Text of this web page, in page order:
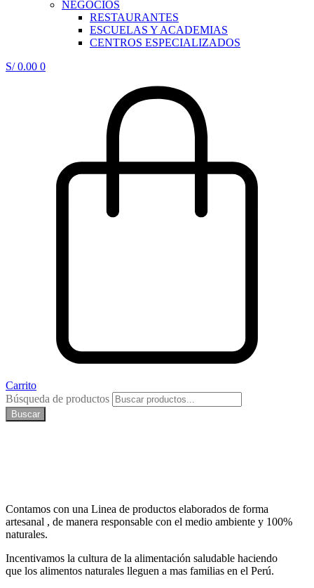
NEGOCIOS
RESTAURANTES
ESCUELAS Y ACADEMIAS
CENTROS ESPECIALIZADOS
S/0.00 0
Carrito
Búsqueda de productos
Buscar
Contamos con una Linea de productos elaborados de forma
artesanal , de manera responsable con el medio ambiente y 100%
naturales.
Incentivamos la cultura de la alimentación saludable haciendo
que los alimentos naturales lleguen a mas familias en el Perú.